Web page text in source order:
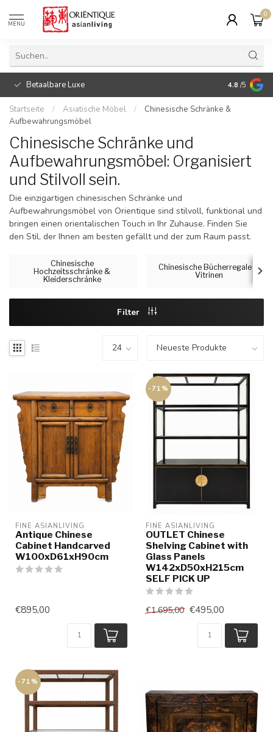
MENU
0
Betaalbare Luxe 4.8 /5
Startseite / Asiatische Möbel /
Chinesische Schränke &
Aufbewahrungsmöbel
Chinesische Schränke und
Aufbewahrungsmöbel: Organisiert
und Stilvoll sein.
Die einzigartigen chinesischen Schränke und
Aufbewahrungsmöbel von Orientique sind stilvoll, funktional und
bringen einen orientalischen Touch in Ihr Zuhause. Finden Sie
den Stil, der Ihnen am besten gefällt und der zum Raum passt.
Chinesische
Hochzeitsschränke &
Kleiderschränke
Chinesische Bücherregale &
Vitrinen
Filter
FINE ASIANLIVING
Antique Chinese
Cabinet Handcarved
W100xD61xH90cm
€895,00
-71%
FINE ASIANLIVING
OUTLET Chinese
Shelving Cabinet with
Glass Panels
W142xD50xH215cm
SELF PICK UP
€1.695,00 €495,00
-71%